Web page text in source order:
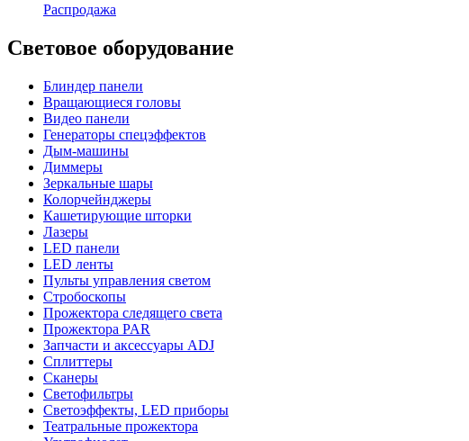
Распродажа
Световое оборудование
Блиндер панели
Вращающиеся головы
Видео панели
Генераторы спецэффектов
Дым-машины
Диммеры
Зеркальные шары
Колорчейнджеры
Кашетирующие шторки
Лазеры
LED панели
LED ленты
Пульты управления светом
Стробоскопы
Прожектора следящего света
Прожектора PAR
Запчасти и аксессуары ADJ
Сплиттеры
Сканеры
Светофильтры
Светоэффекты, LED приборы
Театральные прожектора